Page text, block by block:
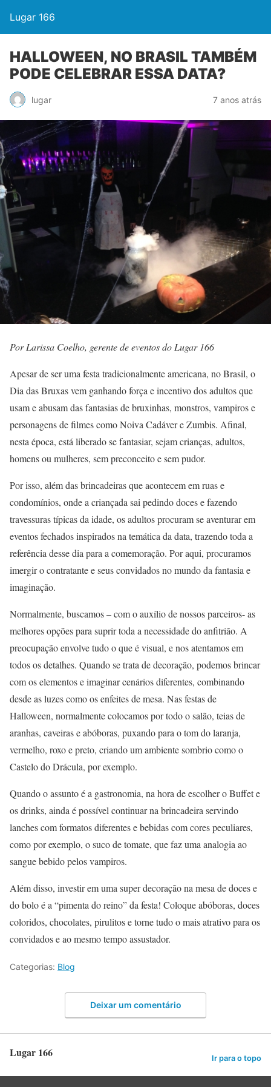
Lugar 166
HALLOWEEN, NO BRASIL TAMBÉM
PODE CELEBRAR ESSA DATA?
lugar 7 anos atrás
Por Larissa Coelho, gerente de eventos do Lugar 166
Apesar de ser uma festa tradicionalmente americana, no Brasil, o
Dia das Bruxas vem ganhando força e incentivo dos adultos que
usam e abusam das fantasias de bruxinhas, monstros, vampiros e
personagens de filmes como Noiva Cadáver e Zumbis. Afinal,
nesta época, está liberado se fantasiar, sejam crianças, adultos,
homens ou mulheres, sem preconceito e sem pudor.
Por isso, além das brincadeiras que acontecem em ruas e
condomínios, onde a criançada sai pedindo doces e fazendo
travessuras típicas da idade, os adultos procuram se aventurar em
eventos fechados inspirados na temática da data, trazendo toda a
referência desse dia para a comemoração. Por aqui, procuramos
imergir o contratante e seus convidados no mundo da fantasia e
imaginação.
Normalmente, buscamos – com o auxílio de nossos parceiros- as
melhores opções para suprir toda a necessidade do anfitrião. A
preocupação envolve tudo o que é visual, e nos atentamos em
todos os detalhes. Quando se trata de decoração, podemos brincar
com os elementos e imaginar cenários diferentes, combinando
desde as luzes como os enfeites de mesa. Nas festas de
Halloween, normalmente colocamos por todo o salão, teias de
aranhas, caveiras e abóboras, puxando para o tom do laranja,
vermelho, roxo e preto, criando um ambiente sombrio como o
Castelo do Drácula, por exemplo.
Quando o assunto é a gastronomia, na hora de escolher o Buffet e
os drinks, ainda é possível continuar na brincadeira servindo
lanches com formatos diferentes e bebidas com cores peculiares,
como por exemplo, o suco de tomate, que faz uma analogia ao
sangue bebido pelos vampiros.
Além disso, investir em uma super decoração na mesa de doces e
do bolo é a “pimenta do reino” da festa! Coloque abóboras, doces
coloridos, chocolates, pirulitos e torne tudo o mais atrativo para os
convidados e ao mesmo tempo assustador.
Categorias: Blog
Deixar um comentário
Lugar 166 Ir para o topo